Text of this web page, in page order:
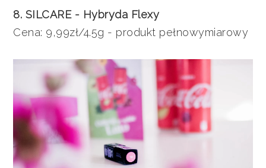
8. SILCARE - Hybryda Flexy
Cena: 9,99zł/4.5g - produkt pełnowymiarowy